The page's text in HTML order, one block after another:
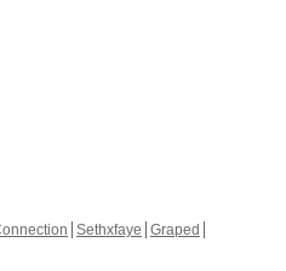
Sethxfaye Graped